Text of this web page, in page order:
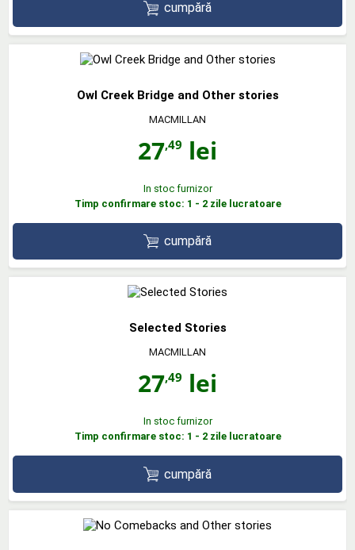
cumpără
Owl Creek Bridge and Other stories
MACMILLAN
27,49 lei
In stoc furnizor
Timp confirmare stoc: 1 - 2 zile lucratoare
cumpără
Selected Stories
MACMILLAN
27,49 lei
In stoc furnizor
Timp confirmare stoc: 1 - 2 zile lucratoare
cumpără